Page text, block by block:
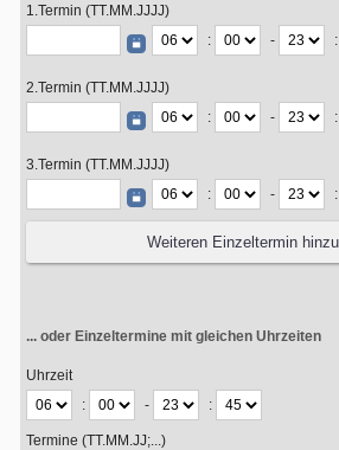
1.Termin (TT.MM.JJJJ)
:
- :
2.Termin (TT.MM.JJJJ)
:
- :
3.Termin (TT.MM.JJJJ)
:
- :
... oder Einzeltermine mit gleichen Uhrzeiten
Uhrzeit
:
- :
Termine (TT.MM.JJ;...)